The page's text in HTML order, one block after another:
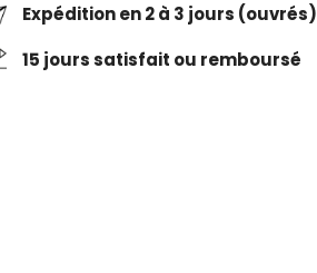
Expédition en 2 à 3 jours (ouvrés)
15 jours satisfait ou remboursé